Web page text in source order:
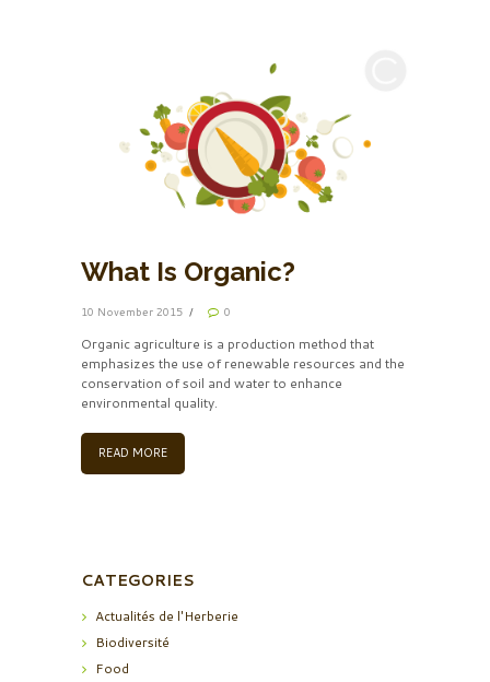
What Is Organic?
10 November 2015 0
Organic agriculture is a production method that
emphasizes the use of renewable resources and the
conservation of soil and water to enhance
environmental quality.
READ MORE
CATEGORIES
Actualités de l'Herberie
Biodiversité
Food